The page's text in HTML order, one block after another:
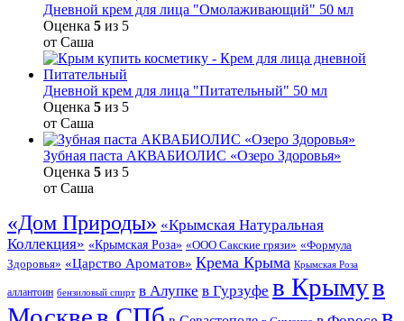
Дневной крем для лица "Омолаживающий" 50 мл
Оценка 5 из 5
от Саша
Дневной крем для лица "Питательный" 50 мл
Оценка 5 из 5
от Саша
Зубная паста АКВАБИОЛИС «Озеро Здоровья»
Оценка 5 из 5
от Саша
«Дом Природы» «Крымская Натуральная
Коллекция» «Крымская Роза» «ООО Сакские грязи» «Формула
Здоровья» «Царство Ароматов» Крема Крыма Крымская Роза
аллантоин бензиловый спирт в Алупке в Гурзуфе в Крымув